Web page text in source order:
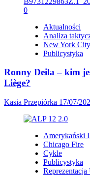
Aktualności
Analiza
New York
Publicystyka
Ronny Deila – kim
Liège?
Kasia Przepiórka 17/07/
Amerykański
Chicago Fire
Cykle
Publicystyka
Reprezentacja